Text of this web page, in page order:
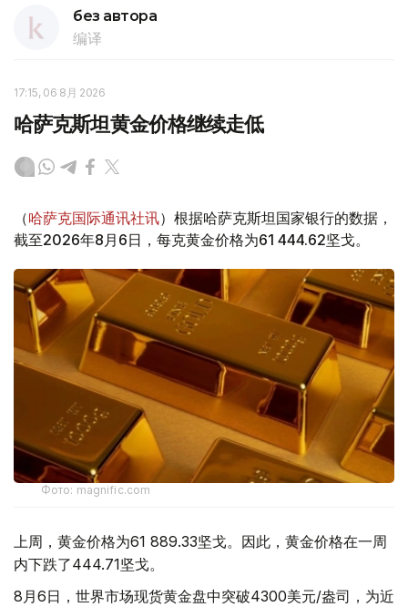
без автора
编译
17:15, 06 8月 2026
哈萨克斯坦黄金价格继续走低
（哈萨克国际通讯社讯）根据哈萨克斯坦国家银行的数据，
截至2026年8月6日，每克黄金价格为61 444.62坚戈。
Фото: magnific.com
上周，黄金价格为61 889.33坚戈。因此，黄金价格在一周
内下跌了444.71坚戈。
8月6日，世界市场现货黄金盘中突破4300美元/盎司，为近